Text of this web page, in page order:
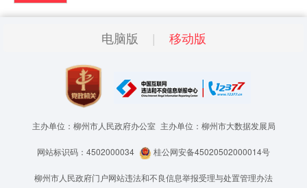
电脑版 移动版
主办单位：柳州市人民政府办公室 主办单位：柳州市大数据发展局
网站标识码：4502000034 桂公网安备45020502000014号
柳州市人民政府门户网站违法和不良信息举报受理与处置管理办法